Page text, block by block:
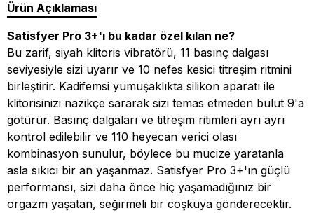
Ürün Açıklaması
Satisfyer Pro 3+'ı bu kadar özel kılan ne?
Bu zarif, siyah klitoris vibratörü, 11 basınç dalgası
seviyesiyle sizi uyarır ve 10 nefes kesici titreşim ritmini
birleştirir. Kadifemsi yumuşaklıkta silikon aparatı ile
klitorisinizi nazikçe sararak sizi temas etmeden bulut 9'a
götürür. Basınç dalgaları ve titreşim ritimleri ayrı ayrı
kontrol edilebilir ve 110 heyecan verici olası
kombinasyon sunulur, böylece bu mucize yaratanla
asla sıkıcı bir an yaşanmaz. Satisfyer Pro 3+'ın güçlü
performansı, sizi daha önce hiç yaşamadığınız bir
orgazm yaşatan, seğirmeli bir coşkuya gönderecektir.